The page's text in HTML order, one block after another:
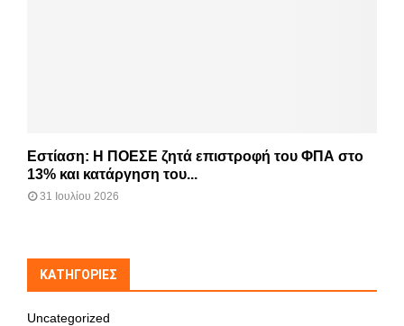
Εστίαση: Η ΠΟΕΣΕ ζητά επιστροφή του ΦΠΑ στο
13% και κατάργηση του...
31 Ιουλίου 2026
KΑΤΗΓΟΡΊΕΣ
Uncategorized